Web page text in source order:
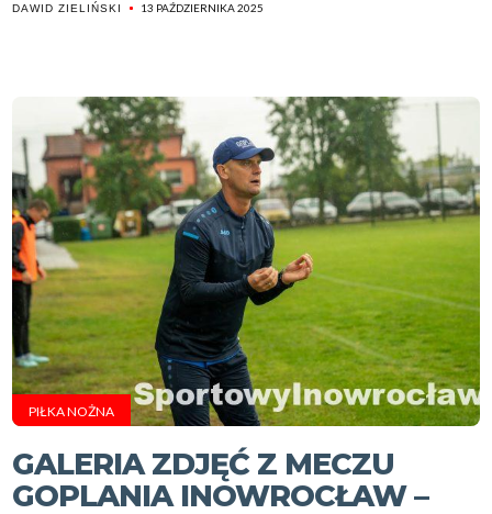
DAWID ZIELIŃSKI 13 PAŹDZIERNIKA 2025
PIŁKA NOŻNA
GALERIA ZDJĘĆ Z MECZU
GOPLANIA INOWROCŁAW –